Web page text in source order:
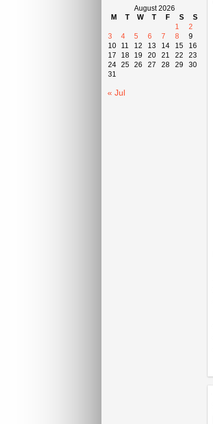
August 2026
M
T W T F S
S
1
2
3
4 5 6 7 8
9
10
11 12 13 14 15
16
17
18 19 20 21 22
23
24 25 26 27 28 29
30
31
« Jul